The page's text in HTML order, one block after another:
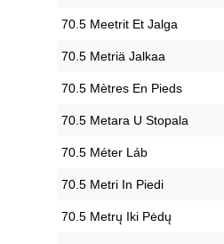
‎70.5 Meetrit Et Jalga
‎70.5 Metriä Jalkaa
‎70.5 Mètres En Pieds
‎70.5 Metara U Stopala
‎70.5 Méter Láb
‎70.5 Metri In Piedi
‎70.5 Metrų Iki Pėdų